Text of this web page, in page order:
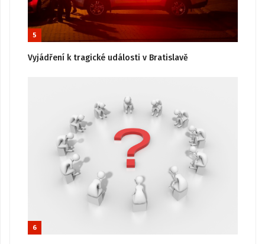
5
Vyjádření k tragické události v Bratislavě
6